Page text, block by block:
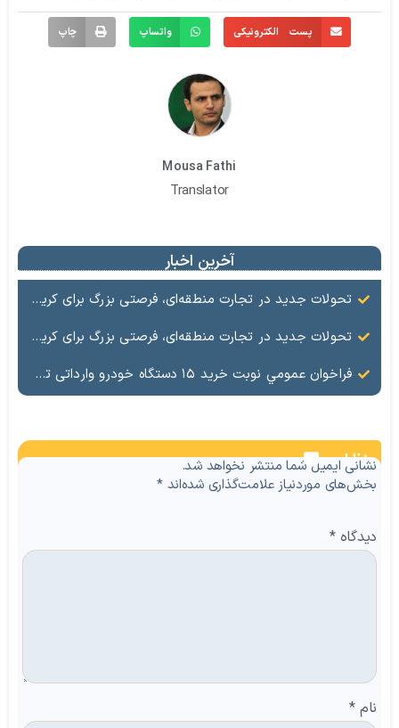
پست الکترونیکی واتساپ چاپ
Mousa Fathi
Translator
آخرین اخبار
تحولات جدید در تجارت منطقه‌ای، فرصتی بزرگ برای کریدور شرق ـ غرب
تحولات جدید در تجارت منطقه‌ای، فرصتی بزرگ برای کریدور شرق ـ غرب
فراخوان عمومي نوبت خرید ۱۵ دستگاه خودرو وارداتی تویوتا رافور هیبرید دو دیفرانسیل کم آپشن سفید رنگ ساخت ژاپن مدل ۲۰۲۵ منطقه آزاد ماکو
نظرات
نشانی ایمیل شما منتشر نخواهد شد.
بخش‌های موردنیاز علامت‌گذاری شده‌اند*
دیدگاه*
نام *